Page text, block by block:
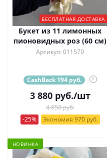
БЕСПЛАТНАЯ ДОСТАВКА
Букет из 11 лимонных
пионовидных роз (60 см)
Артикул: 011579
CashBack 194 руб. ?
3 880руб./шт
4 850 руб.
-25%
Экономия 970 руб.
НОВИНКА